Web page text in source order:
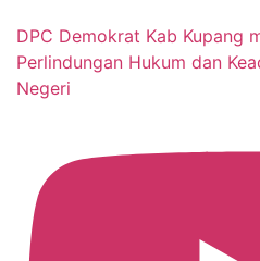
DPC Demokrat Kab Kupang
Perlindungan Hukum dan
Negeri